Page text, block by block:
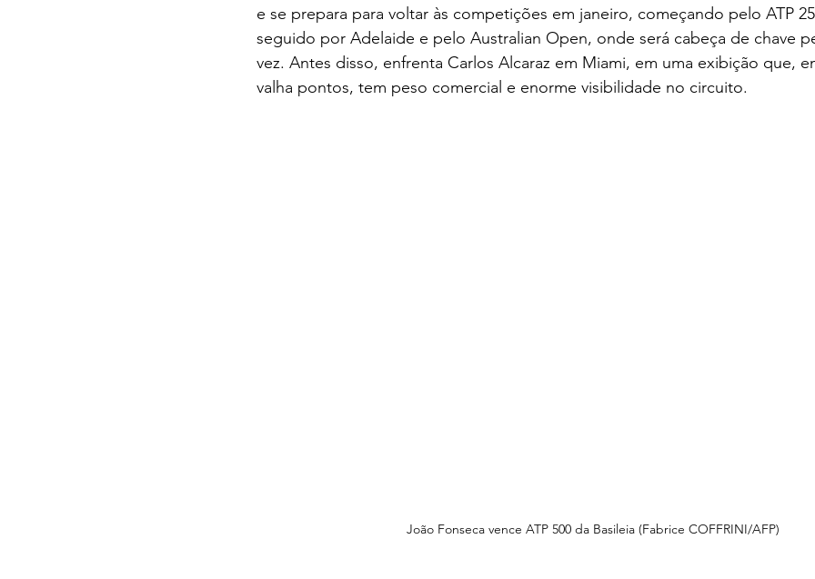
e se prepara para voltar às competições em janeiro, começando pelo ATP
seguido por Adelaide e pelo Australian Open, onde será cabeça de chave
vez. Antes disso, enfrenta Carlos Alcaraz em Miami, em uma exibição que,
valha pontos, tem peso comercial e enorme visibilidade no circuito.
João Fonseca vence ATP 500 da Basileia (Fabrice COFFRINI/AFP)